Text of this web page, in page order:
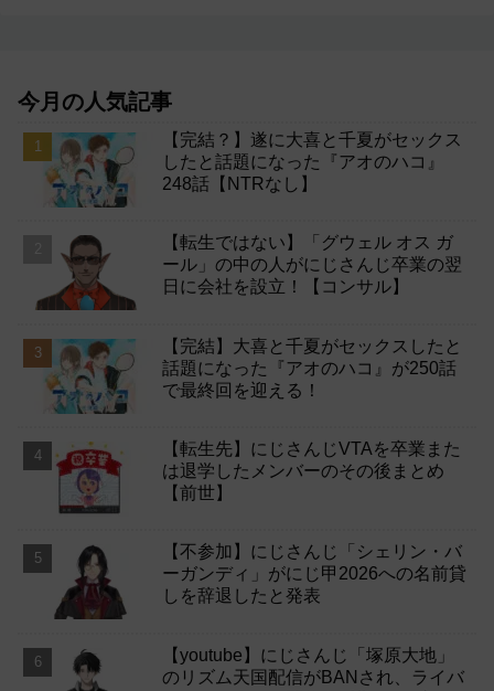
今月の人気記事
【完結？】遂に大喜と千夏がセックス
したと話題になった『アオのハコ』
248話【NTRなし】
【転生ではない】「グウェル オス ガ
ール」の中の人がにじさんじ卒業の翌
日に会社を設立！【コンサル】
【完結】大喜と千夏がセックスしたと
話題になった『アオのハコ』が250話
で最終回を迎える！
【転生先】にじさんじVTAを卒業また
は退学したメンバーのその後まとめ
【前世】
【不参加】にじさんじ「シェリン・バ
ーガンディ」がにじ甲2026への名前貸
しを辞退したと発表
【youtube】にじさんじ「塚原大地」
のリズム天国配信がBANされ、ライバ